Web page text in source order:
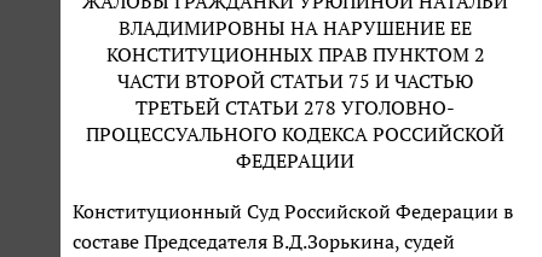
ВЛАДИМИРОВНЫ НА НАРУШЕНИЕ ЕЕ
КОНСТИТУЦИОННЫХ ПРАВ ПУНКТОМ 2
ЧАСТИ ВТОРОЙ СТАТЬИ 75 И ЧАСТЬЮ
ТРЕТЬЕЙ СТАТЬИ 278 УГОЛОВНО-
ПРОЦЕССУАЛЬНОГО КОДЕКСА РОССИЙСКОЙ
ФЕДЕРАЦИИ
Конституционный Суд Российской Федерации в
составе Председателя В.Д.Зорькина, судей